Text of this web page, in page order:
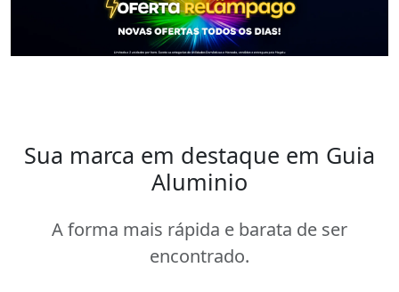
Sua marca em destaque em Guia
Aluminio
A forma mais rápida e barata de ser
encontrado.